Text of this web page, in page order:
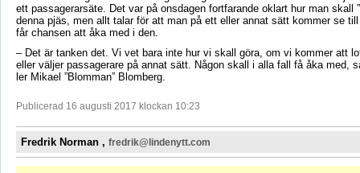
ett passagerarsäte. Det var på onsdagen fortfarande oklart hur man skall
denna pjäs, men allt talar för att man på ett eller annat sätt kommer se till
får chansen att åka med i den.
– Det är tanken det. Vi vet bara inte hur vi skall göra, om vi kommer att
eller väljer passagerare på annat sätt. Någon skall i alla fall få åka med,
ler Mikael ”Blomman” Blomberg.
Publicerad 16 augusti 2017 klockan 10:23
Fredrik Norman , fredrik@lindenytt.com